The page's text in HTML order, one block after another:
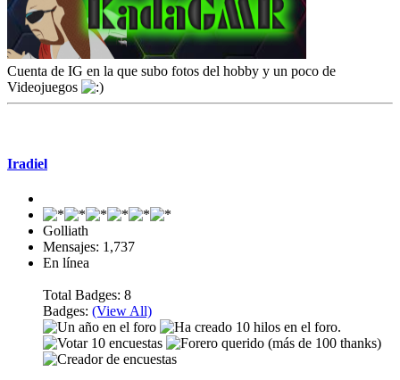
Cuenta de IG en la que subo fotos del hobby y un poco de
Videojuegos
Iradiel
Golliath
Mensajes: 1,737
En línea
Total Badges: 8
Badges: (View All)